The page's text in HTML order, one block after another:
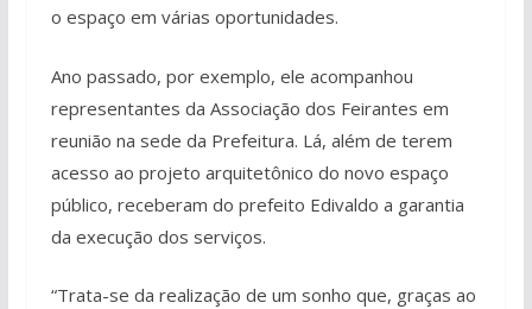
o espaço em várias oportunidades.
Ano passado, por exemplo, ele acompanhou
representantes da Associação dos Feirantes em
reunião na sede da Prefeitura. Lá, além de terem
acesso ao projeto arquitetônico do novo espaço
público, receberam do prefeito Edivaldo a garantia
da execução dos serviços.
“Trata-se da realização de um sonho que, graças ao